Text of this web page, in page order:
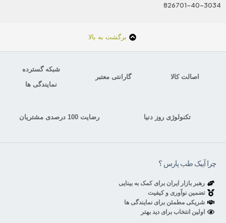
826701-40-3034
برگشت به بالا
اصالت کالا گارانتی معتبر
شبکه گسترده
نمایندگی ها
تکنولوژی روز دنیا رضایت 100 درصدی مشتریان
چرا آیبک طب پارس ؟
رهبر بازار ایران برای کمک به بینایی
تضمین نوآوری و کیفیت
شریکی مطمئن برای نمایندگی ها
اولین انتخاب برای دید بهتر